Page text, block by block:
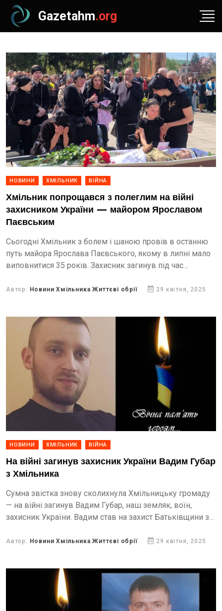
Gazetahm.org
НОВИНИ ХМІЛЬНИК ВІЙНА
Хмільник попрощався з полеглим на війні
захисником України — майором Ярославом
Паєвським
Сьогодні Хмільник з болем і шаною провів в останню
путь майора Ярослава Паєвського, якому в липні мало
виповнитися 35 років. Захисник загинув під час
Автор: Новини Хмільника Життєві обрії 29 квітня, 2025
НОВИНИ ХМІЛЬНИК ВІЙНА
На війні загинув захисник України Вадим Губар
з Хмільника
Сумна звістка знову сколихнула Хмільницьку громаду
— на війні загинув Вадим Губар, наш земляк, воїн,
захисник України. Вадим став на захист Батьківщини з
мужньо...
Автор: Новини Хмільника Життєві обрії 29 квітня, 2025